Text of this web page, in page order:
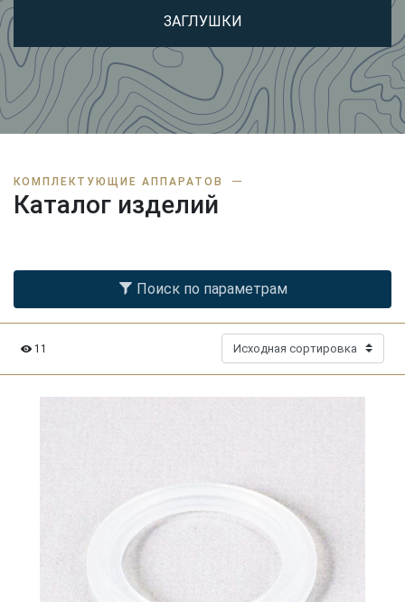
ЗАГЛУШКИ
КОМПЛЕКТУЮЩИЕ АППАРАТОВ
Каталог изделий
Поиск по параметрам
11